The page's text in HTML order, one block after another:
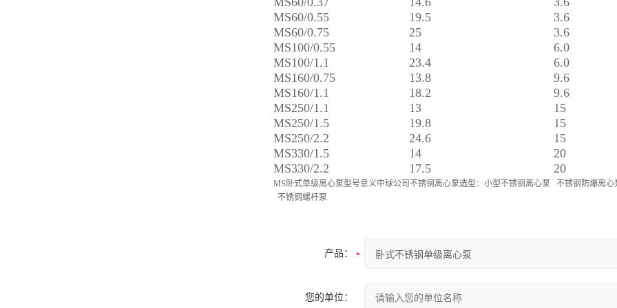
MS60/0.55
19.5
3.6
MS60/0.75
25
3.6
MS100/0.55
14
6.0
MS100/1.1
23.4
6.0
MS160/0.75
13.8
9.6
MS160/1.1
18.2
9.6
MS250/1.1
13
15
MS250/1.5
19.8
15
MS250/2.2
24.6
15
MS330/1.5
14
20
MS330/2.2
17.5 20
MS卧式单级离心泵型号意义中球公司不锈钢离心泵选型： 小型不锈钢离心泵
不锈钢防爆离心
不锈钢螺杆泵
产品：
您的单位：